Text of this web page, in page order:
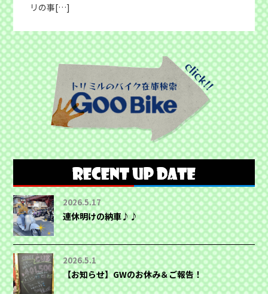
リの事[…]
2026.5.17
連休明けの納車♪♪
2026.5.1
【お知らせ】GWのお休み＆ご報告！